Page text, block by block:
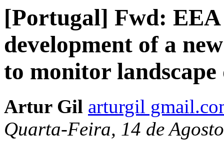
[Portugal] Fwd: EEA
development of a
to monitor landscape
Artur Gil arturgil
Quarta-Feira, 14 de